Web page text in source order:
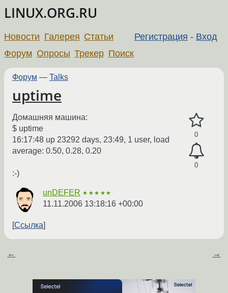
LINUX.ORG.RU
Регистрация - Вход
Новости Галерея Статьи
Форум Опросы Трекер Поиск
Форум — Talks
uptime
0
0
Домашняя машина:
$ uptime
16:17:48 up 23292 days, 23:49, 1 user, load
average: 0.50, 0.28, 0.20
:-)
unDEFER ★★★★★
11.11.2006 13:18:16 +00:00
Ссылка
← →